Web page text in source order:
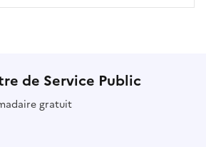
de Service Public
gratuit